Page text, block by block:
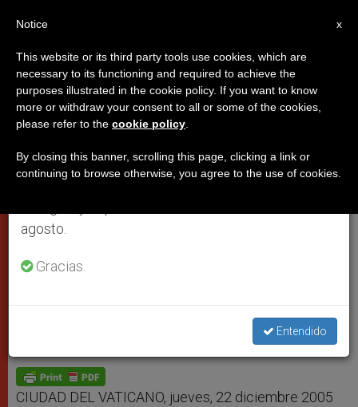
El balance del año 2005 de
Benedicto XVI
romana
DICIEMBRE 22, 2005 00:00
h
A
p
p
e
n
g
e
r
a
o
o
k
w
e
h
CIUDAD DEL VATICANO, jueves, 22 diciembre 2005
×
Aviso importante
Del 27 de julio al 7 de agosto haremos la pausa
anual, aprovechando que en el periodo de verano
se generan menos informaciones y también el
agosto.
Gracias.
Entendido
x
Notice
This website or its third party tools use cookies, which are
necessary to its functioning and required to achieve the
purposes illustrated in the cookie policy. If you want to know
more or withdraw your consent to all or some of the cookies,
please refer to the cookie policy
By closing this banner, scrolling this page, clicking a link or
continuing to browse otherwise, you agree to the use of cookies.